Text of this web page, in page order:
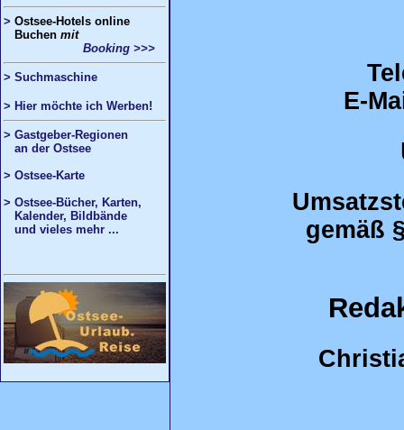
> Ostsee-Hotels online
Buchen mit
Booking >>>
> Suchmaschine
> Hier möchte ich Werben!
> Gastgeber-Regionen
an der Ostsee
> Ostsee-Karte
> Ostsee-Bücher, Karten,
Kalender, Bildbände
und vieles mehr ...
E-
gemäß